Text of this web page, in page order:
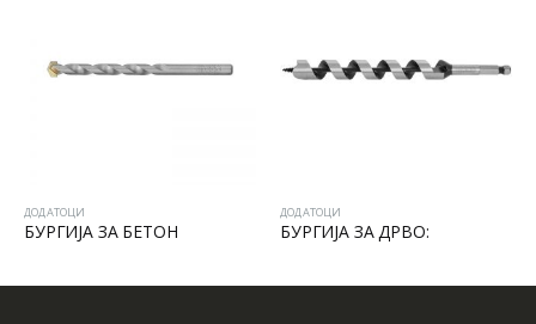
ДОДАТОЦИ
БУРГИЈА ЗА БЕТОН
ДОДАТОЦИ
БУРГИЈА ЗА ДРВО: